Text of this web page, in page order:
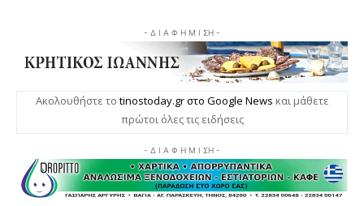
- Δ Ι Α Φ Η Μ Ι ΣΗ -
Ακολουθήστε το tinostoday.gr στο Google News και μάθετε
πρώτοι όλες τις ειδήσεις
- Δ Ι Α Φ Η Μ Ι ΣΗ -